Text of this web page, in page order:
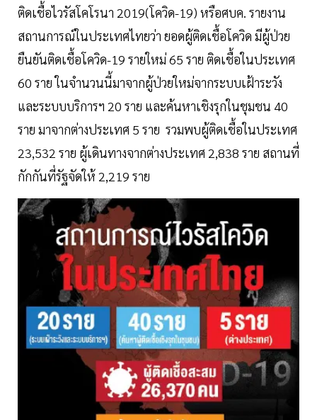
ติดเชื้อไวรัสโคโรนา 2019(โควิด-19) หรือศบค. รายงาน
สถานการณ์ในประเทศไทยว่า ยอดผู้ติดเชื้อโควิด มีผู้ป่วย
ยืนยันติดเชื้อโควิด-19 รายใหม่ 65 ราย ติดเชื้อในประเทศ
60 ราย ในจำนวนนี้มาจากผู้ป่วยใหม่จากระบบเฝ้าระวัง
และระบบบริการฯ 20 ราย และค้นหาเชิงรุกในชุมชน 40
ราย มาจากต่างประเทศ 5 ราย รวมพบผู้ติดเชื้อในประเทศ
23,532 ราย ผู้เดินทางจากต่างประเทศ 2,838 ราย สถานที่
กักกันที่รัฐจัดให้ 2,219 ราย